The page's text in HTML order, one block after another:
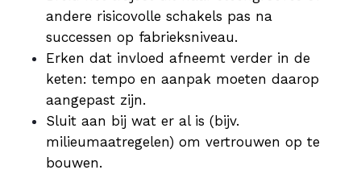
andere risicovolle schakels pas na
successen op fabrieksniveau.
Erken dat invloed afneemt verder in de
keten: tempo en aanpak moeten daarop
aangepast zijn.
Sluit aan bij wat er al is (bijv.
milieumaatregelen) om vertrouwen op te
bouwen.